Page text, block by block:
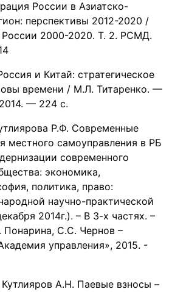
России в Азиатско-
перспективы 2012-2020 /
России 2000-2020. Т. 2. РСМД.
и Китай: стратегическое
времени / М.Л. Титаренко. —
— 224 с.
Р.Ф. Современные
местного самоуправления в РБ
современного
экономика,
политика, право:
научно-практической
2014г.). – В 3-х частях. –
Понарина, С.С. Чернов –
управления», 2015. -
А.Н. Паевые взносы –